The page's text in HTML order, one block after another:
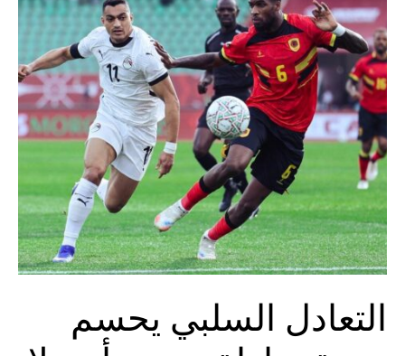
التعادل السلبي يحسم